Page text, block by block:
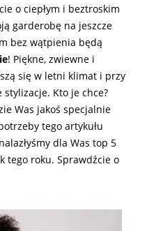
o ciepłym i beztroskim
garderobę na jeszcze
bez wątpienia będą
! Piękne, zwiewne i
się w letni klimat i przy
Kto je chce?
Was jakoś specjalnie
tego artykułu
dla Was top 5
tego roku. Sprawdźcie o